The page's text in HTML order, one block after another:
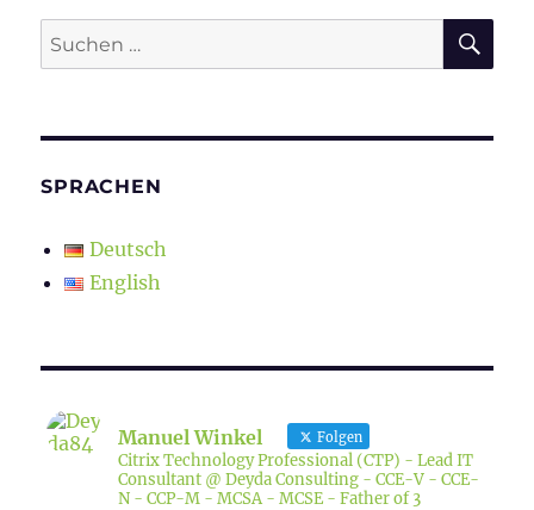
Suchen
nach:
SPRACHEN
Deutsch
English
Manuel Winkel Folgen
Citrix Technology Professional (CTP) - Lead IT
Consultant @ Deyda Consulting - CCE-V - CCE-
N - CCP-M - MCSA - MCSE - Father of 3